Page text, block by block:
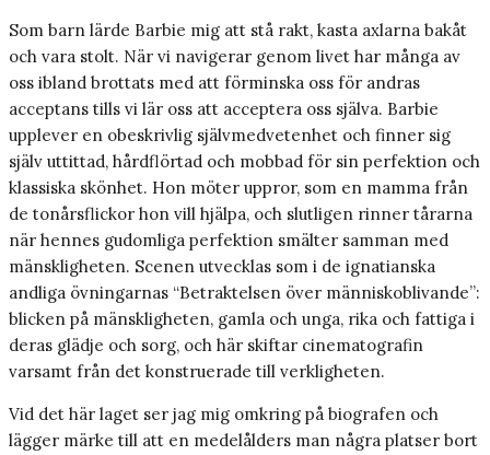
Som barn lärde Barbie mig att stå rakt, kasta axlarna bakåt
och vara stolt. När vi navigerar genom livet har många av
oss ibland brottats med att förminska oss för andras
acceptans tills vi lär oss att acceptera oss själva. Barbie
upplever en obeskrivlig självmedvetenhet och finner sig
själv uttittad, hårdflörtad och mobbad för sin perfektion och
klassiska skönhet. Hon möter uppror, som en mamma från
de tonårsflickor hon vill hjälpa, och slutligen rinner tårarna
när hennes gudomliga perfektion smälter samman med
mänskligheten. Scenen utvecklas som i de ignatianska
andliga övningarnas “Betraktelsen över människoblivande”:
blicken på mänskligheten, gamla och unga, rika och fattiga i
deras glädje och sorg, och här skiftar cinematografin
varsamt från det konstruerade till verkligheten.
Vid det här laget ser jag mig omkring på biografen och
lägger märke till att en medelålders man några platser bort